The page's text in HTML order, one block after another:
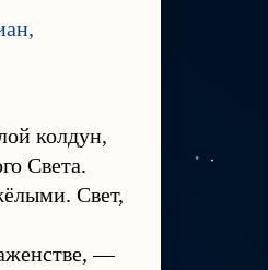
колдун,
Света.
Свет,
—